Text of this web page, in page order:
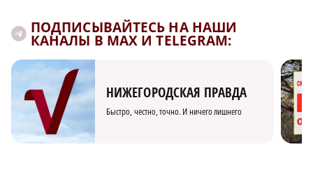
ПОДПИСЫВАЙТЕСЬ НА НАШИ
КАНАЛЫ В MAX И TELEGRAM:
НИЖЕГОРОДСКАЯ ПРАВДА
Быстро, честно, точно. И ничего лишнего